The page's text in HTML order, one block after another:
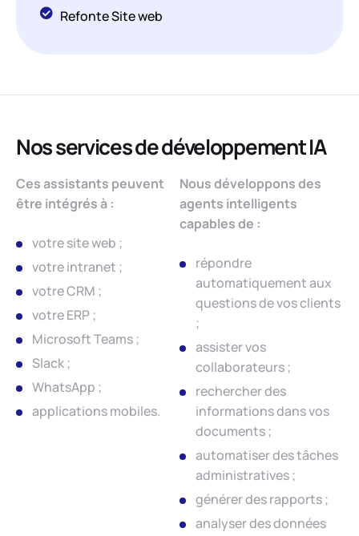
Refonte Site web
Nos services de développement IA
Ces assistants peuvent
être intégrés à :
votre site web ;
votre intranet ;
votre CRM ;
votre ERP ;
Microsoft Teams ;
Slack ;
WhatsApp ;
applications mobiles.
Nous développons des
agents intelligents
capables de :
répondre
automatiquement aux
questions de vos clients
;
assister vos
collaborateurs ;
rechercher des
informations dans vos
documents ;
automatiser des tâches
administratives ;
générer des rapports ;
analyser des données